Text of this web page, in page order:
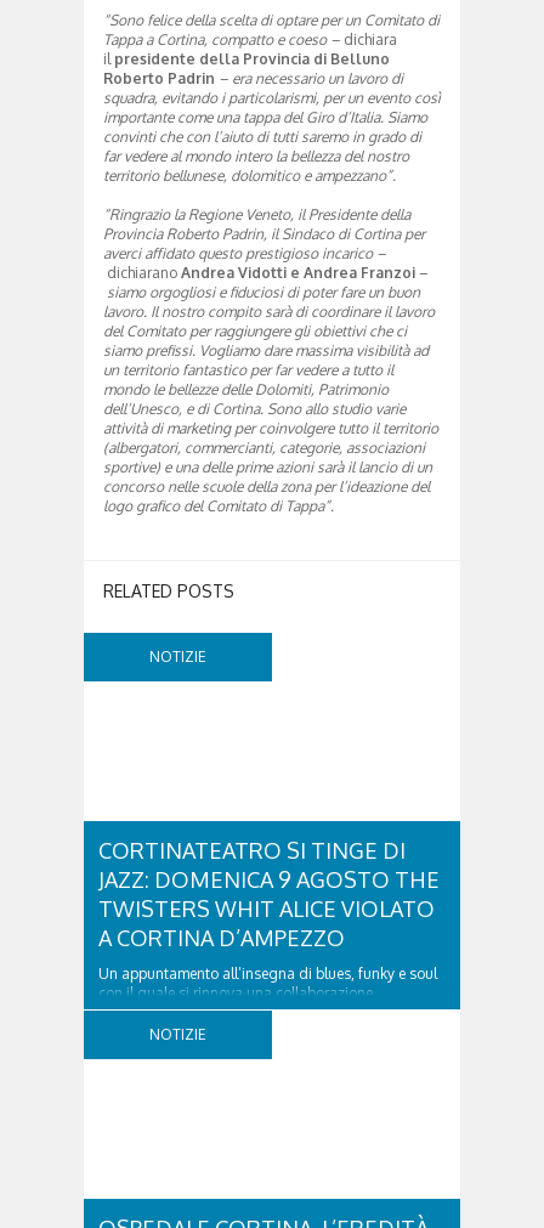
“Sono felice della scelta di optare per un Comitato di
Tappa a Cortina, compatto e coeso – dichiara
il presidente della Provincia di Belluno
Roberto Padrin – era necessario un lavoro di
squadra, evitando i particolarismi, per un evento così
importante come una tappa del Giro d’Italia. Siamo
convinti che con l’aiuto di tutti saremo in grado di
far vedere al mondo intero la bellezza del nostro
territorio bellunese, dolomitico e ampezzano”.
“Ringrazio la Regione Veneto, il Presidente della
Provincia Roberto Padrin, il Sindaco di Cortina per
averci affidato questo prestigioso incarico –
dichiarano Andrea Vidotti e Andrea Franzoi –
siamo orgogliosi e fiduciosi di poter fare un buon
lavoro. Il nostro compito sarà di coordinare il lavoro
del Comitato per raggiungere gli obiettivi che ci
siamo prefissi. Vogliamo dare massima visibilità ad
un territorio fantastico per far vedere a tutto il
mondo le bellezze delle Dolomiti, Patrimonio
dell’Unesco, e di Cortina. Sono allo studio varie
attività di marketing per coinvolgere tutto il territorio
(albergatori, commercianti, categorie, associazioni
sportive) e una delle prime azioni sarà il lancio di un
concorso nelle scuole della zona per l’ideazione del
logo grafico del Comitato di Tappa”.
RELATED POSTS
NOTIZIE
CORTINATEATRO SI TINGE DI
JAZZ: DOMENICA 9 AGOSTO THE
TWISTERS WHIT ALICE VIOLATO
A CORTINA D’AMPEZZO
Un appuntamento all’insegna di blues, funky e soul
con il quale si rinnova una collaborazione
collaudata, quella con il Dolomiti Blues&Soul
Festival. Domenica 9 agosto alle 18.00 in piazza
NOTIZIE